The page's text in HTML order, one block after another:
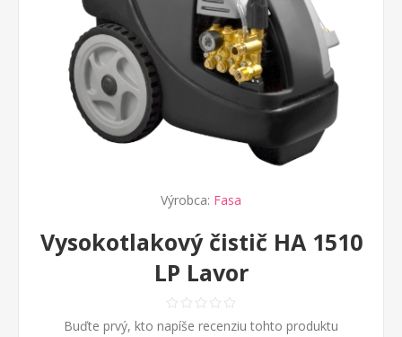
Výrobca: Fasa
Vysokotlakový čistič HA 1510
LP Lavor
Buďte prvý, kto napíše recenziu tohto produktu